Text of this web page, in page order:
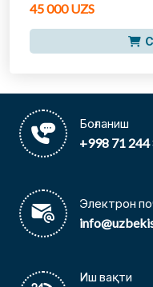
45 000 UZS
Боғланиш
+998 71 244
Электрон
Иш вақти